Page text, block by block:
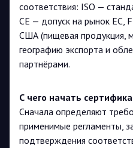
соответствия: ISO —
CE — допуск на рынок ЕС,
США (пищевая продукция,
географию экспорта и
партнёрами.
С чего начать
Сначала определяют
применимые регламенты,
подтверждения